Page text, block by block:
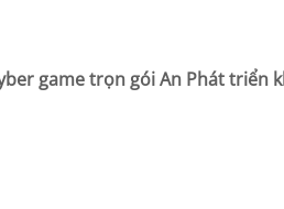
game trọn gói An Phát triển